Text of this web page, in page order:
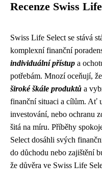
Recenze Swiss
Swiss Life Select se stává
komplexní finanční
individuální přístup a
potřebám. Mnozí oceňují,
široké škále produktů a
finanční situaci a cílům. Ať
investování, nebo ochranu
šitá na míru. Příběhy
Select dosáhli svých
do důchodu nebo zajištění
že důvěra ve Swiss Life